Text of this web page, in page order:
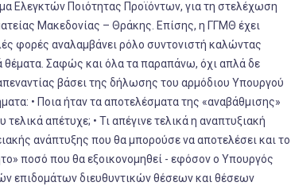
Ελεγκτών Ποιότητας Προϊόντων, για τη στελέχωση
Μακεδονίας – Θράκης. Επίσης, η ΓΓΜΘ έχει
φορές αναλαμβάνει ρόλο συντονιστή καλώντας
Σαφώς και όλα τα παραπάνω, όχι απλά δε
βάσει της δήλωσης του αρμόδιου Υπουργού
• Ποια ήταν τα αποτελέσματα της «αναβάθμισης»
απέτυχε; • Τι απέγινε τελικά η αναπτυξιακή
ανάπτυξης που θα μπορούσε να αποτελέσει και το
ποσό που θα εξοικονομηθεί - εφόσον ο Υπουργός
επιδομάτων διευθυντικών θέσεων και θέσεων